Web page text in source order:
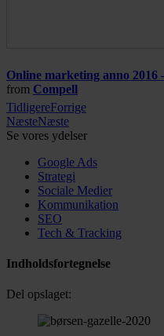
Online marketing anno
from Compell
TidligereForrige
NæsteNæste
Se vores ydelser
Google Ads
Strategi
Sociale Medier
Kommunikation
SEO
Tech & Tracking
Indholdsfortegnelse
Del opslaget: